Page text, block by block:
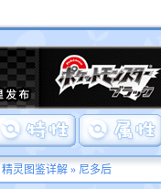
精灵图鉴详解» 尼多后